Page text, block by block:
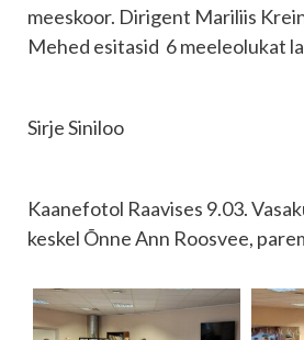
meeskoor. Dirigent Mariliis
Mehed esitasid 6 meeleolukat
Sirje Siniloo
Kaanefotol Raavises 9.03.
keskel Õnne Ann Roosvee,